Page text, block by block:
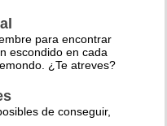
para encontrar
escondido en cada
¿Te atreves?
de conseguir,